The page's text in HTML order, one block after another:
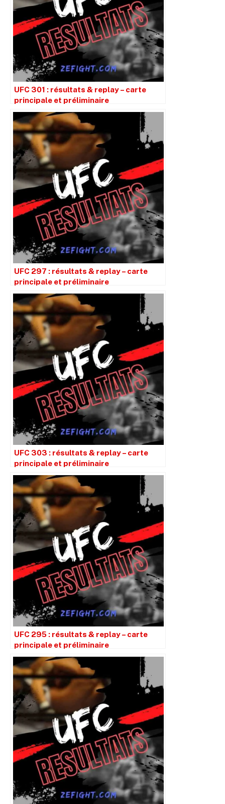
UFC 301 : résultats & replay – carte
principale et préliminaire
UFC 297 : résultats & replay – carte
principale et préliminaire
UFC 303 : résultats & replay – carte
principale et préliminaire
UFC 295 : résultats & replay – carte
principale et préliminaire